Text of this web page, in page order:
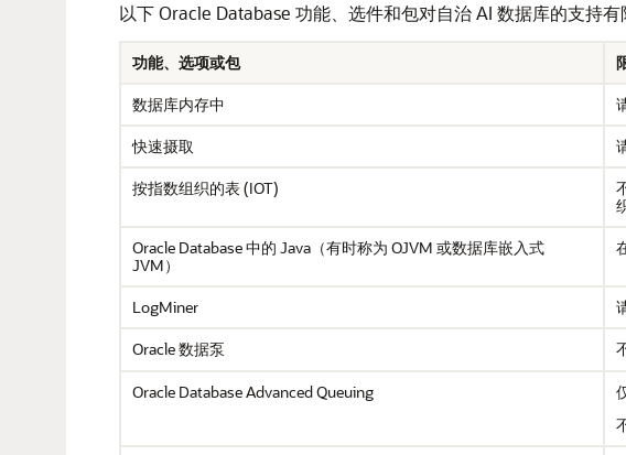
以下 Oracle Database 功能、选件和包对自治 AI 数据库的支持有
功能、选项或包
数据库内存中
快速摄取
按指数组织的表 (IOT)
Oracle Database 中的 Java（有时称为 OJVM 或数据库嵌入式
JVM）
LogMiner
Oracle 数据泵
Oracle Database Advanced Queuing